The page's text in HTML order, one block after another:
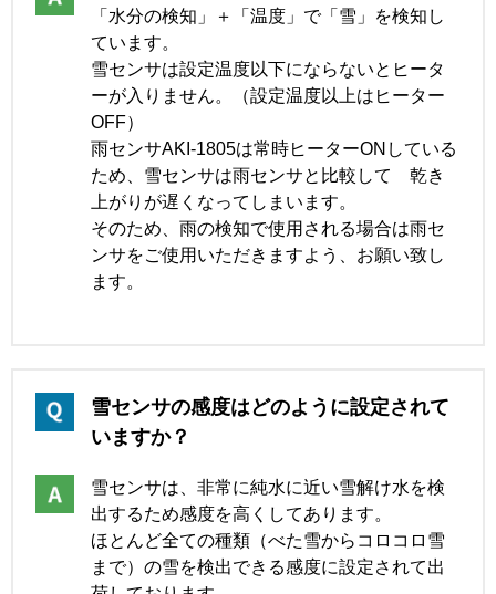
「水分の検知」＋「温度」で「雪」を検知し
ています。
雪センサは設定温度以下にならないとヒータ
ーが入りません。（設定温度以上はヒーター
OFF）
雨センサAKI-1805は常時ヒーターONしている
ため、雪センサは雨センサと比較して 乾き
上がりが遅くなってしまいます。
そのため、雨の検知で使用される場合は雨セ
ンサをご使用いただきますよう、お願い致し
ます。
雪センサの感度はどのように設定されて
いますか？
雪センサは、非常に純水に近い雪解け水を検
出するため感度を高くしてあります。
ほとんど全ての種類（べた雪からコロコロ雪
まで）の雪を検出できる感度に設定されて出